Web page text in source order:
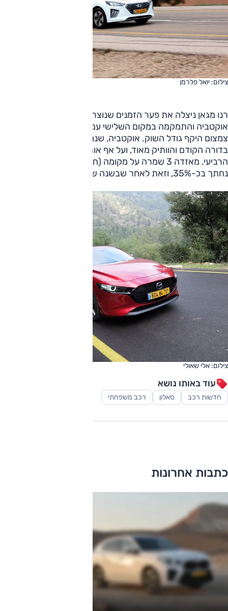
צילום: יואל פלרמן
רנו מגאן ניצלה את פער הזמנים שנוצר בהחלפת הדורות של
אוקטביה והתמקמה במקום השלישי עם ירידה התואמת את
צמצום היקף גודל השוק. אוקטביה, שנמכרה במרבית השנה
בדורה הקודם והוותיק מאוד, ועל אף אותו פער, ירדה רק למקום
הרביעי. מאזדה 3 שמרה על מקומה (חמישי), אך מספר המסירות
נחתך בכ-35%, וזאת לאחר שבשנה שעברה נחתך בכ-40%.
צילום: אלי שאולי
עוד באותו נושא
חדשות רכב סאלון רכב משפחתי
כתבות אחרונות